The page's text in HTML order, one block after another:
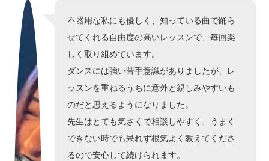
不器用な私にも優しく、知っている曲で踊ら
せてくれる自由度の高いレッスンで、毎回楽
しく取り組めています。
ダンスには強い苦手意識がありましたが、レ
ッスンを重ねるうちに意外と親しみやすいも
のだと思えるようになりました。
先生はとても気さくで相談しやすく、うまく
できない時でも呆れず根気よく教えてくださ
るので安心して続けられます。